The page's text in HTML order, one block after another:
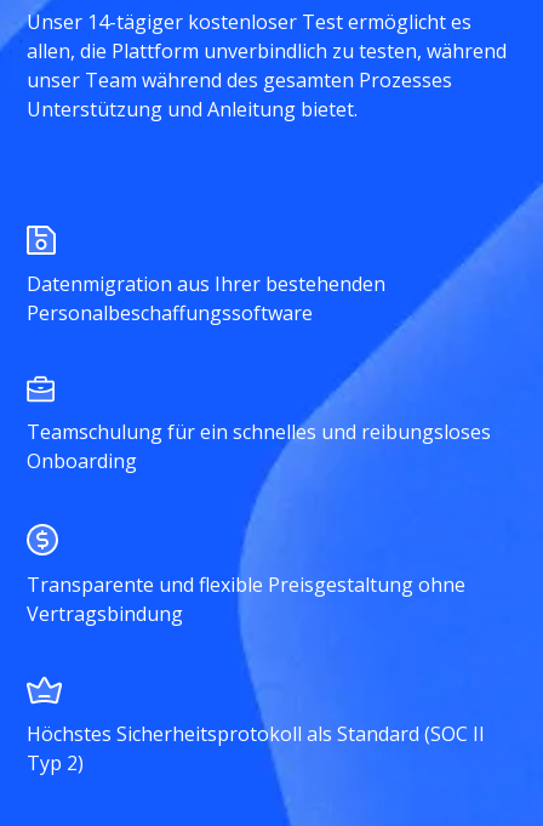
Unser 14-tägiger kostenloser Test ermöglicht es
allen, die Plattform unverbindlich zu testen, während
unser Team während des gesamten Prozesses
Unterstützung und Anleitung bietet.
Datenmigration aus Ihrer bestehenden
Personalbeschaffungssoftware
Teamschulung für ein schnelles und reibungsloses
Onboarding
Transparente und flexible Preisgestaltung ohne
Vertragsbindung
Höchstes Sicherheitsprotokoll als Standard (SOC II
Typ 2)